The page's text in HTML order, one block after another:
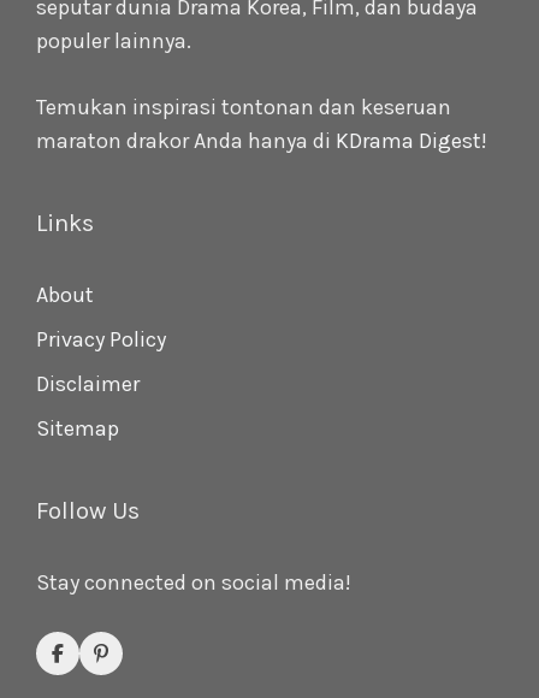
seputar dunia Drama Korea, Film, dan budaya
populer lainnya.
Temukan inspirasi tontonan dan keseruan
maraton drakor Anda hanya di KDrama Digest!
Links
About
Privacy Policy
Disclaimer
Sitemap
Follow Us
Stay connected on social media!